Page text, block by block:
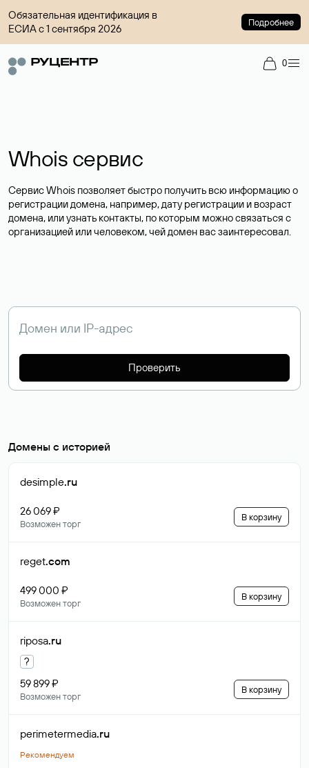
Обязательная идентификация в
ЕСИА с 1 сентября 2026
Подробнее
0
Whois сервис
Сервис Whois позволяет быстро получить всю информацию о
регистрации домена, например, дату регистрации и возраст
домена, или узнать контакты, по которым можно связаться с
организацией или человеком, чей домен вас заинтересовал.
Проверить
Домены с историей
desimple.ru
26 069 ₽
Возможен торг
В корзину
reget.com
499 000 ₽
Возможен торг
В корзину
riposa.ru
?
59 899 ₽
Возможен торг
В корзину
perimetermedia.ru
Рекомендуем